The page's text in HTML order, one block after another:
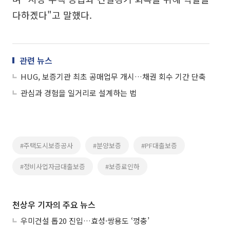
다하겠다"고 말했다.
관련 뉴스
HUG, 보증기관 최초 공매업무 개시…채권 회수 기간 단축
관심과 경험을 일거리로 설계하는 법
#주택도시보증공사 #분양보증 #PF대출보증
#정비사업자금대출보증 #보증료인하
천상우 기자의 주요 뉴스
우미건설 톱20 진입…효성·쌍용도 ‘껑충’